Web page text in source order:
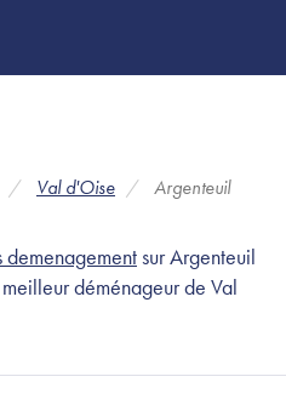
Val d'Oise Argenteuil
demenagementsur Argenteuil
déménageur de Val